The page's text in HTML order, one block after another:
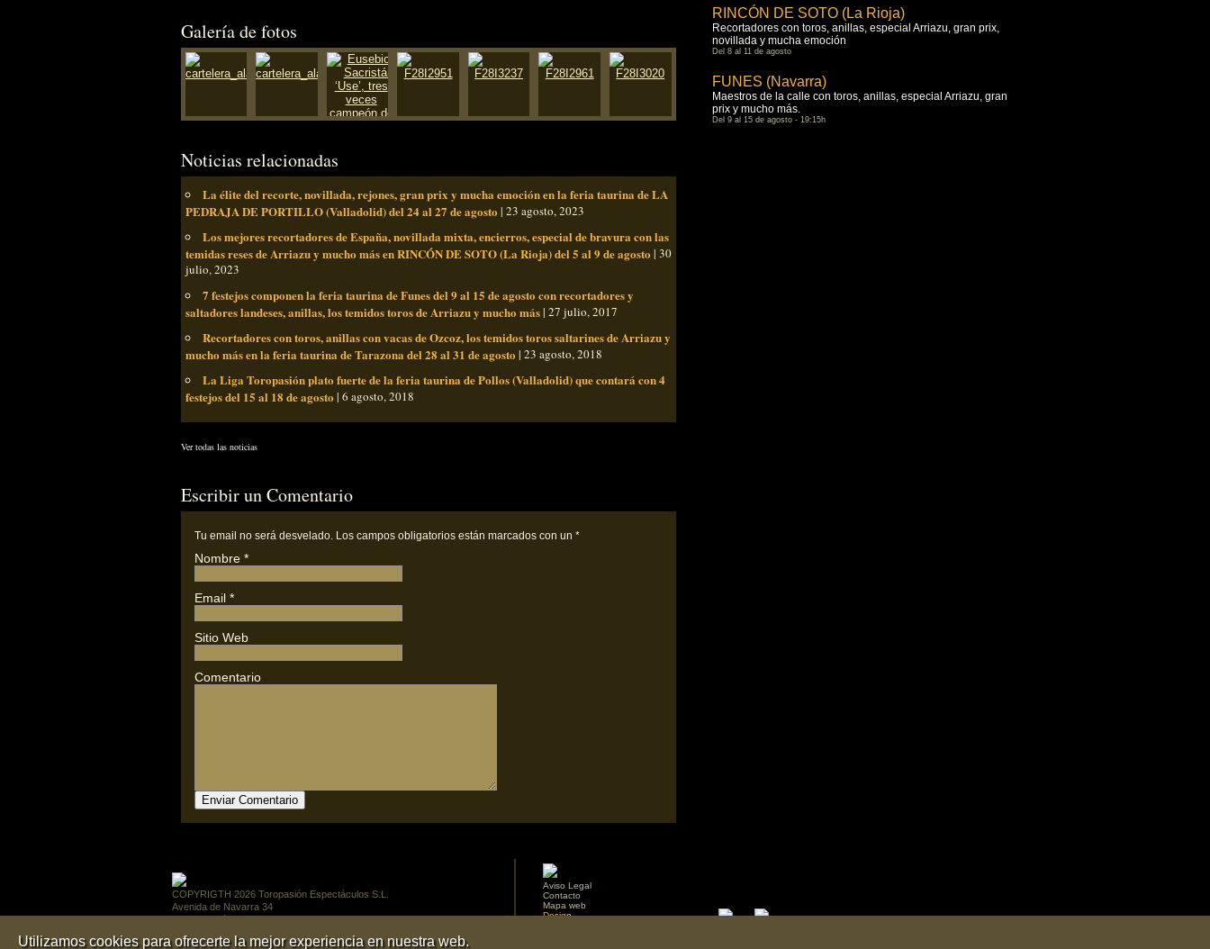
RINCÓN DE SOTO (La Rioja)
Recortadores con toros, anillas, especial Arriazu, gran prix,
novillada y mucha emoción
Del 8 al 11 de agosto
FUNES (Navarra)
Maestros de la calle con toros, anillas, especial Arriazu, gran
prix y mucho más.
Del 9 al 15 de agosto - 19:15h
Galería de fotos
Noticias relacionadas
La élite del recorte, novillada, rejones, gran prix y mucha emoción en la feria taurina de LA
PEDRAJA DE PORTILLO (Valladolid) del 24 al 27 de agosto | 23 agosto, 2023
Los mejores recortadores de España, novillada mixta, encierros, especial de bravura con las
temidas reses de Arriazu y mucho más en RINCÓN DE SOTO (La Rioja) del 5 al 9 de agosto | 30
julio, 2023
7 festejos componen la feria taurina de Funes del 9 al 15 de agosto con recortadores y
saltadores landeses, anillas, los temidos toros de Arriazu y mucho más| 27 julio, 2017
Recortadores con toros, anillas con vacas de Ozcoz, los temidos toros saltarines de Arriazu y
mucho más en la feria taurina de Tarazona del 28 al 31 de agosto | 23 agosto, 2018
La Liga Toropasión plato fuerte de la feria taurina de Pollos (Valladolid) que contará con 4
festejos del 15 al 18 de agosto | 6 agosto, 2018
Ver todas las noticias
Escribir un Comentario
Tu email noserá desvelado. Los campos obligatorios están marcados con un *
Nombre *
Email *
Sitio Web
Comentario
COPYRIGTH 2026 Toropasión Espectáculos S.L.
Avenida de Navarra 34
26550 Rincón de Soto
Aviso Legal
Contacto
Mapa web
Design
Utilizamos cookies para ofrecerte la mejor experiencia en nuestra web.